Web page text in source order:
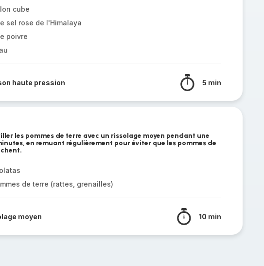
cube
sel rose de l'Himalaya
poivre
haute pression 5 min
les pommes de terre avec un rissolage moyen pendant une
en remuant régulièrement pour éviter que les pommes de
de terre (rattes, grenailles)
moyen 10 min